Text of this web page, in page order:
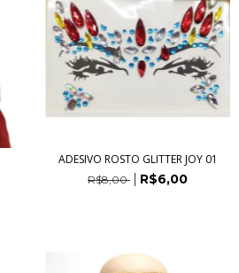
ADESIVO ROSTO GLITTER JOY 01
R$8,00 R$6,00